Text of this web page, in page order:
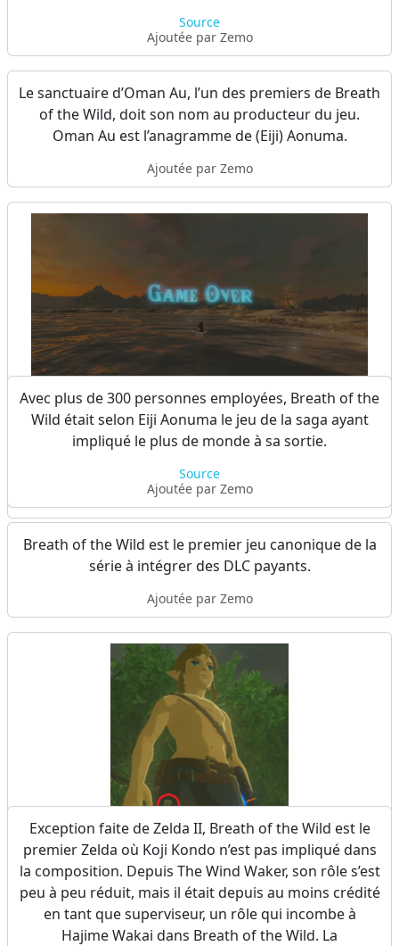
Source
Ajoutée par Zemo
Le sanctuaire d’Oman Au, l’un des premiers de Breath
of the Wild, doit son nom au producteur du jeu.
Oman Au est l’anagramme de (Eiji) Aonuma.
Ajoutée par Zemo
En cas de mort, la couleur du texte Game Over
reflètera la cause de votre mort : rouge si Link tombe
au combat, jaune si Link est foudroyé, bleu en cas
hypothermie etc.
Ajoutée par Zemo
Avec plus de 300 personnes employées, Breath of the
Wild était selon Eiji Aonuma le jeu de la saga ayant
impliqué le plus de monde à sa sortie.
Source
Ajoutée par Zemo
Breath of the Wild est le premier jeu canonique de la
série à intégrer des DLC payants.
Ajoutée par Zemo
Le sprite d’un octorok, que l’on croirait sorti du
premier Zelda sur NES, est visible sur la Culotte du
Prélude, l’un des éléments de tenue pouvant être
obtenu grâce à l’Amiibo Link Pixel.
Ajoutée par Zemo
Exception faite de Zelda II, Breath of the Wild est le
premier Zelda où Koji Kondo n’est pas impliqué dans
la composition. Depuis The Wind Waker, son rôle s’est
peu à peu réduit, mais il était depuis au moins crédité
en tant que superviseur, un rôle qui incombe à
Hajime Wakai dans Breath of the Wild. La